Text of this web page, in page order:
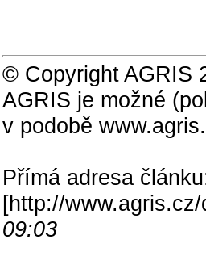
© Copyright AGRIS
AGRIS je možné
v podobě
Přímá adresa
[http://
09:03